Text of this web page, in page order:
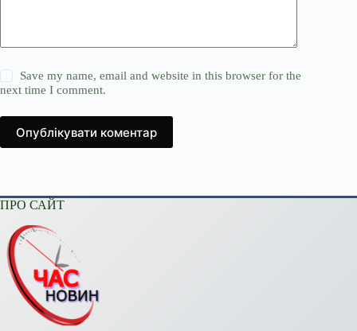
Save my name, email and website in this browser for the
next time I comment.
Опублікувати коментар
ПРО САЙТ